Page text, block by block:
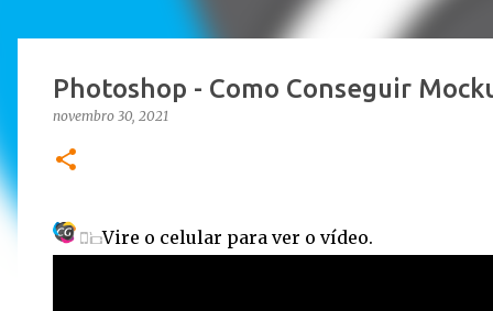
Photoshop - Como Conseguir
novembro 30, 2021
Vire o celular para ver o vídeo.